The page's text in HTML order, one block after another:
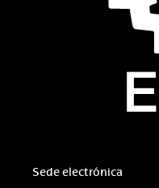
Sede electrónica